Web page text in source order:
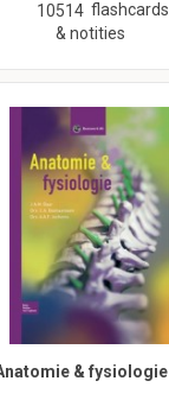
10514 flashcards
& notities
& fysiologie